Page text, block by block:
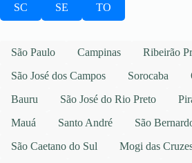
SC SE TO
São Paulo Campinas Ribeirão
São José dos Campos
Sorocaba
Bauru
São José do Rio Preto
Mauá
Santo André
São
São Caetano do Sul
Mogi das